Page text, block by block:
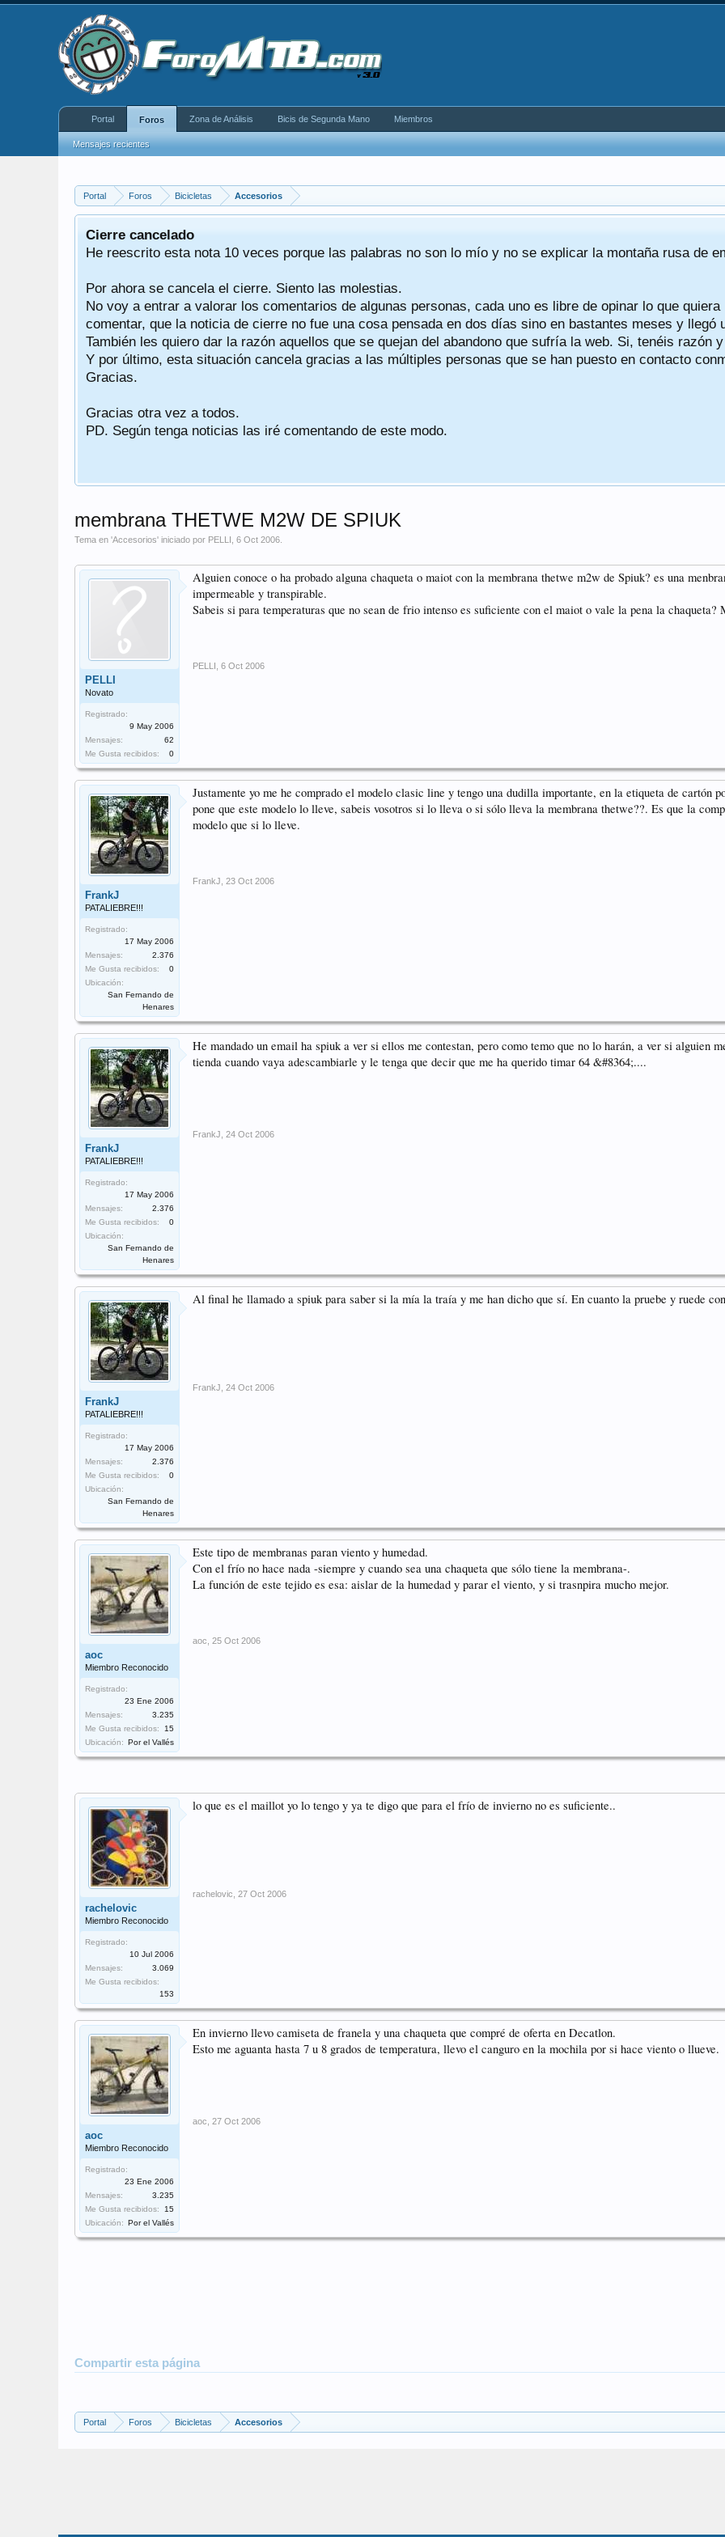
Portal Foros Bicicletas Accesorios
Cierre cancelado
He reescrito esta nota 10 veces porque las palabras no son lo mío y no se explicar la montaña rusa de
Por ahora se cancela el cierre. Siento las molestias.
No voy a entrar a valorar los comentarios de algunas personas, cada uno es libre de opinar lo que
comentar, que la noticia de cierre no fue una cosa pensada en dos días sino en bastantes meses y llegó
También les quiero dar la razón aquellos que se quejan del abandono que sufría la web. Si, tenéis razón
Y por último, esta situación cancela gracias a las múltiples personas que se han puesto en contacto
Gracias.
Gracias otra vez a todos.
PD. Según tenga noticias las iré comentando de este modo.
membrana THETWE M2W DE SPIUK
Tema en 'Accesorios' iniciado por PELLI 6 Oct 2006
PELLI
Novato
Registrado:
9 May 2006
Mensajes:
62
Me Gusta recibidos:
0
Alguien conoce o ha probado alguna chaqueta o maiot con la membrana thetwe m2w de Spiuk? es una
impermeable y transpirable.
Sabeis si para temperaturas que no sean de frio intenso es suficiente con el maiot o vale la pena la chaqueta?
PELLI 6 Oct 2006
FrankJ
PATALIEBRE!!!
Registrado:
17 May 2006
Mensajes:
2.376
Me Gusta recibidos:
0
Ubicación:
San Fernando de
Henares
Justamente yo me he comprado el modelo clasic line y tengo una dudilla importante, en la etiqueta de cartón
pone que este modelo lo lleve, sabeis vosotros si lo lleva o si sólo lleva la membrana thetwe??. Es que la
modelo que si lo lleve.
FrankJ 23 Oct 2006
FrankJ
PATALIEBRE!!!
Registrado:
17 May 2006
Mensajes:
2.376
Me Gusta recibidos:
0
Ubicación:
San Fernando de
Henares
He mandado un email ha spiuk a ver si ellos me contestan, pero como temo que no lo harán, a ver si alguien
tienda cuando vaya adescambiarle y le tenga que decir que me ha querido timar 64 &#8364;....
FrankJ 24 Oct 2006
FrankJ
PATALIEBRE!!!
Registrado:
17 May 2006
Mensajes:
2.376
Me Gusta recibidos:
0
Ubicación:
San Fernando de
Henares
Al final he llamado a spiuk para saber si la mía la traía y me han dicho que sí. En cuanto la pruebe y ruede
FrankJ 24 Oct 2006
aoc
Miembro Reconocido
Registrado:
23 Ene 2006
Mensajes:
3.235
Me Gusta recibidos:
15
Ubicación: Por el Vallés
Este tipo de membranas paran viento y humedad.
Con el frío no hace nada -siempre y cuando sea una chaqueta que sólo tiene la membrana-.
La función de este tejido es esa: aislar de la humedad y parar el viento, y si trasnpira mucho mejor.
aoc 25 Oct 2006
rachelovic
Miembro Reconocido
Registrado:
10 Jul 2006
Mensajes:
3.069
Me Gusta recibidos:
153
lo que es el maillot yo lo tengo y ya te digo que para el frío de invierno no es suficiente..
rachelovic 27 Oct 2006
aoc
Miembro Reconocido
Registrado:
23 Ene 2006
Mensajes:
3.235
Me Gusta recibidos:
15
Ubicación: Por el Vallés
En invierno llevo camiseta de franela y una chaqueta que compré de oferta en Decatlon.
Esto me aguanta hasta 7 u 8 grados de temperatura, llevo el canguro en la mochila por si hace viento o llueve.
aoc 27 Oct 2006
Compartir esta página
Portal Foros Bicicletas Accesorios
Portal Foros
Mensajes recientes
Zona de Análisis Bicis de Segunda Mano Miembros